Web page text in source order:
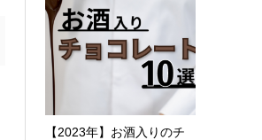
【2023年】お酒入りのチ